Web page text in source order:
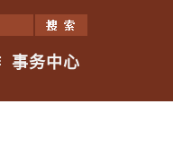
事务中心